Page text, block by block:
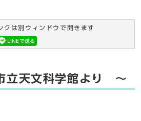
クは別ウィンドウで開きます
立天文科学館より ～